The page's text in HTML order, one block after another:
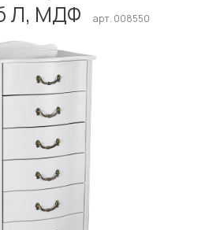
Л, МДФ
арт. 008550